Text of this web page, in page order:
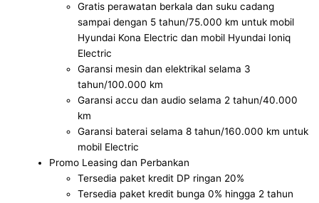
Gratis perawatan berkala dan suku cadang
sampai dengan 5 tahun/75.000 km untuk mobil
Hyundai Kona Electric dan mobil Hyundai Ioniq
Electric
Garansi mesin dan elektrikal selama 3
tahun/100.000 km
Garansi accu dan audio selama 2 tahun/40.000
km
Garansi baterai selama 8 tahun/160.000 km untuk
mobil Electric
Promo Leasing dan Perbankan
Tersedia paket kredit DP ringan 20%
Tersedia paket kredit bunga 0% hingga 2 tahun